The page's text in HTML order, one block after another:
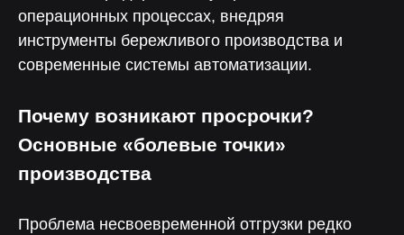
операционных процессах, внедряя
инструменты бережливого производства и
современные системы автоматизации.
Почему возникают просрочки?
Основные «болевые точки»
производства
Проблема несвоевременной отгрузки редко